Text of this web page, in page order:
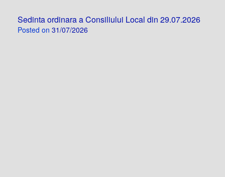
Sedinta ordinara a Consiliului Local din 29.07.2026
Posted on 31/07/2026